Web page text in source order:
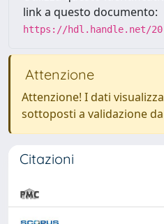
link a questo documento:
https://hdl.handle.net/
Attenzione
Attenzione! I dati
sottoposti a validazione
Citazioni